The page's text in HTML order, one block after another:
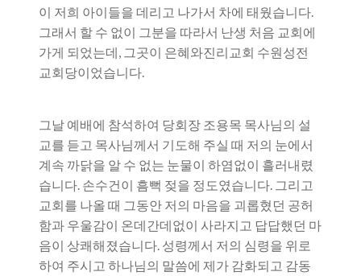
이 저희 아이들을 데리고 나가서 차에 태웠습니다.
그래서 할 수 없이 그분을 따라서 난생 처음 교회에
가게 되었는데, 그곳이 은혜와진리교회 수원성전
교회당이었습니다.
그날 예배에 참석하여 당회장 조용목 목사님의 설
교를 듣고 목사님께서 기도해 주실 때 저의 눈에서
계속 까닭을 알 수 없는 눈물이 하염없이 흘러내렸
습니다. 손수건이 흠뻑 젖을 정도였습니다. 그리고
교회를 나올 때 그동안 저의 마음을 괴롭혔던 공허
함과 우울감이 온데간데없이 사라지고 답답했던 마
음이 상쾌해졌습니다. 성령께서 저의 심령을 위로
하여 주시고 하나님의 말씀에 제가 감화되고 감동